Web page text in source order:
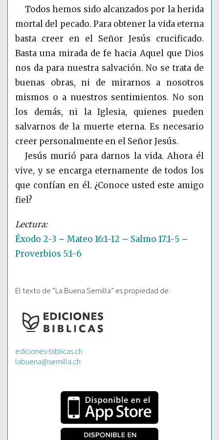
Todos hemos sido alcanzados por la herida
mortal del pecado. Para obtener la vida eterna
basta creer en el Señor Jesús crucificado.
Basta una mirada de fe hacia Aquel que Dios
nos da para nuestra salvación. No se trata de
buenas obras, ni de mirarnos a nosotros
mismos o a nuestros sentimientos. No son
los demás, ni la Iglesia, quienes pueden
salvarnos de la muerte eterna. Es necesario
creer personalmente en el Señor Jesús.
Jesús murió para darnos la vida. Ahora él
vive, y se encarga eternamente de todos los
que confían en él. ¿Conoce usted este amigo
fiel?
Éxodo 2-3 – Mateo 16:1-12 – Salmo 17:1-5 –
Proverbios 5:1-6
El texto de “La Buena Semilla” es propiedad de:
ediciones-biblicas.ch
labuena@semilla.ch